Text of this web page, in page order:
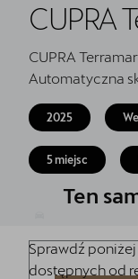
Serwis
Oryginalne
Akcesoria CUPRA
5 lat gwarancji
Kontakt
CUPRA
CUPRA
Automatyczna
2025
5 miejsc
Ten
Sprawdź
dostępnych od